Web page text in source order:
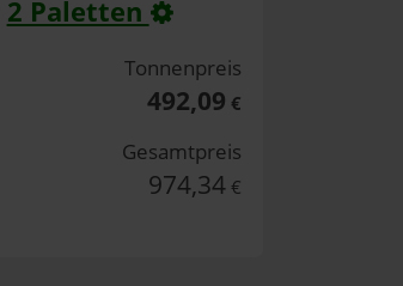
2 Paletten
Tonnenpreis
492,09 €
Gesamtpreis
974,34 €